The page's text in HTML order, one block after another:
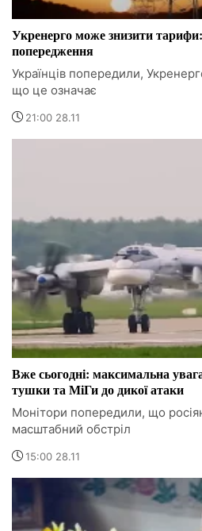
Укренерго може знизити
попередження
Українців попередили,
що це означає
21:00 28.11
Вже сьогодні: максимальна
тушки та МіГи до дикої атаки
Монітори попередили, що
масштабний обстріл
15:00 28.11